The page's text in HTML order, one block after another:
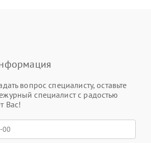
вопрос специалисту, оставьте
специалист с радостью
Вас!